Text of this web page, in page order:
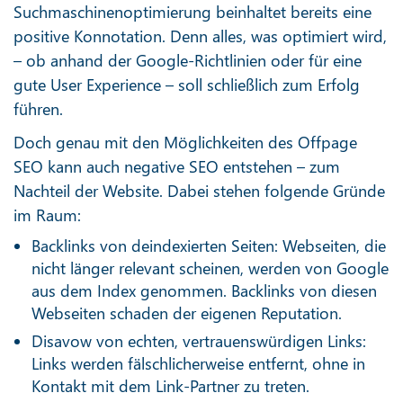
Suchmaschinenoptimierung beinhaltet bereits eine
positive Konnotation. Denn alles, was optimiert wird,
– ob anhand der Google-Richtlinien oder für eine
gute User Experience – soll schließlich zum Erfolg
führen.
Doch genau mit den Möglichkeiten des Offpage
SEO kann auch negative SEO entstehen – zum
Nachteil der Website. Dabei stehen folgende Gründe
im Raum:
Backlinks von deindexierten Seiten: Webseiten, die
nicht länger relevant scheinen, werden von Google
aus dem Index genommen. Backlinks von diesen
Webseiten schaden der eigenen Reputation.
Disavow von echten, vertrauenswürdigen Links:
Links werden fälschlicherweise entfernt, ohne in
Kontakt mit dem Link-Partner zu treten.